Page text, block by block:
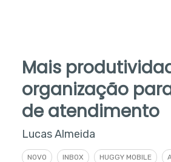
Mais
organização
de atendimento
Lucas Almeida
NOVO INBOX HUGGY MOBILE